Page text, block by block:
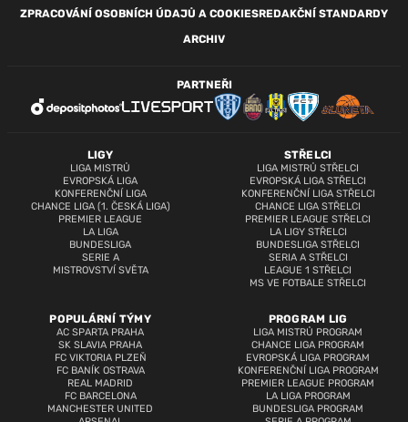
ZPRACOVÁNÍ OSOBNÍCH ÚDAJŮ A COOKIESREDAKČNÍ STANDARDY
ARCHIV
LIGY
LIGA MISTRŮ
EVROPSKÁ LIGA
KONFERENČNÍ LIGA
CHANCE LIGA (1. ČESKÁ LIGA)
PREMIER LEAGUE
LA LIGA
BUNDESLIGA
SERIE A
MISTROVSTVÍ SVĚTA
STŘELCI
LIGA MISTRŮ STŘELCI
EVROPSKÁ LIGA STŘELCI
KONFERENČNÍ LIGA STŘELCI
CHANCE LIGA STŘELCI
PREMIER LEAGUE STŘELCI
LA LIGY STŘELCI
BUNDESLIGA STŘELCI
SERIA A STŘELCI
LEAGUE 1 STŘELCI
MS VE FOTBALE STŘELCI
POPULÁRNÍ TÝMY
AC SPARTA PRAHA
SK SLAVIA PRAHA
FC VIKTORIA PLZEŇ
FC BANÍK OSTRAVA
REAL MADRID
FC BARCELONA
MANCHESTER UNITED
PROGRAM LIG
LIGA MISTRŮ PROGRAM
CHANCE LIGA PROGRAM
EVROPSKÁ LIGA PROGRAM
KONFERENČNÍ LIGA PROGRAM
PREMIER LEAGUE PROGRAM
LA LIGA PROGRAM
BUNDESLIGA PROGRAM
PARTNEŘI